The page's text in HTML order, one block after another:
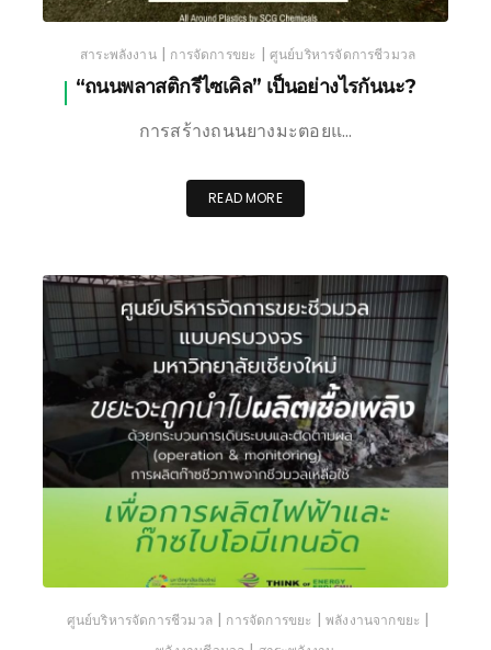
สาระพลังงาน | การจัดการขยะ | ศูนย์บริหารจัดการชีวมวล
“ถนนพลาสติกรีไซเคิล” เป็นอย่างไรกันนะ?
การสร้างถนนยางมะตอยแ…
READ MORE
ศูนย์บริหารจัดการชีวมวล | การจัดการขยะ | พลังงานจากขยะ |